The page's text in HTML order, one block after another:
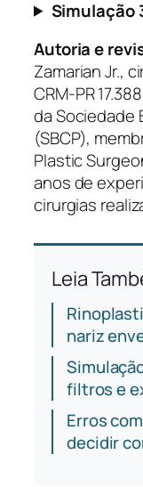
Simulação
Autoria e
Zamarian Jr.,
CRM-PR
da Sociedade
(SBCP),
Plastic
anos de
cirurgias
Leia
nariz
filtros e
Erros
decidir